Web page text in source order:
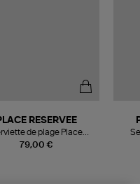
79,00 €
RESERVEE
de plage Place
Mykonos Blue